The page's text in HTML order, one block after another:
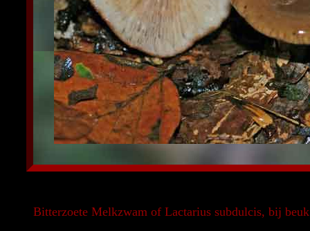
Bitterzoete Melkzwam of Lactarius subdulcis, bij